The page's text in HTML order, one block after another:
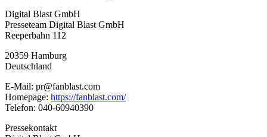
Digital Blast GmbH
Presseteam Digital Blast GmbH
Reeperbahn 112
20359 Hamburg
Deutschland
E-Mail: pr@fanblast.com
Homepage: https://fanblast.com/
Telefon: 040-60940390
Pressekontakt